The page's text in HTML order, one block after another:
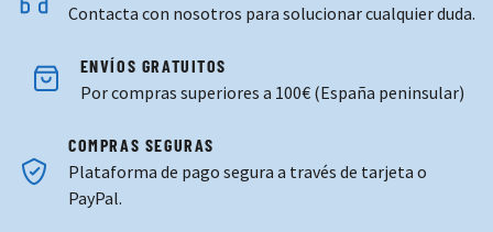
Contacta con nosotros para solucionar cualquier duda.
ENVÍOS GRATUITOS
Por compras superiores a 100€ (España peninsular)
COMPRAS SEGURAS
Plataforma de pago segura a través de tarjeta o
PayPal.